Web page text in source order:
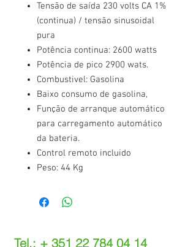
Tensão de saída 230 volts CA 1%
(continua) / tensão sinusoidal
pura
Potência continua: 2600 watts
Potência de pico 2900 wats.
Combustivel: Gasolina
Baixo consumo de gasolina,
Função de arranque automático
para carregamento automático
da bateria.
Control remoto incluido
Peso: 44 Kg
Tel.: + 351 22 784 04 14